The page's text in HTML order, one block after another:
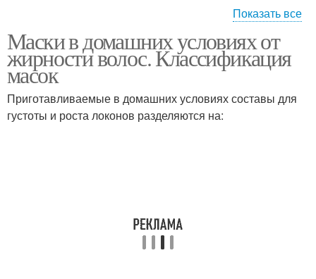
волос
волос
Жирные корнеи Маска для волос
Показать все
Маски в домашних условиях от
жирности волос. Классификация
масок
Приготавливаемые в домашних условиях составы для
густоты и роста локонов разделяются на: